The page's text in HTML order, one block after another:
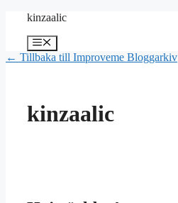
Hoppa
innehåll
kinzaalic
Meny
← Tillbaka till Improveme Bloggarkiv
kinzaalic